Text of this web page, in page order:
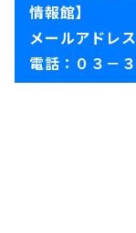
情報館】
メールアドレス
電話：０３－